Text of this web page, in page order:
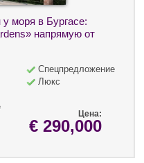
моря в Бургасе:
напрямую от
Спецпредложение
Люкс
Цена:
€ 290,000